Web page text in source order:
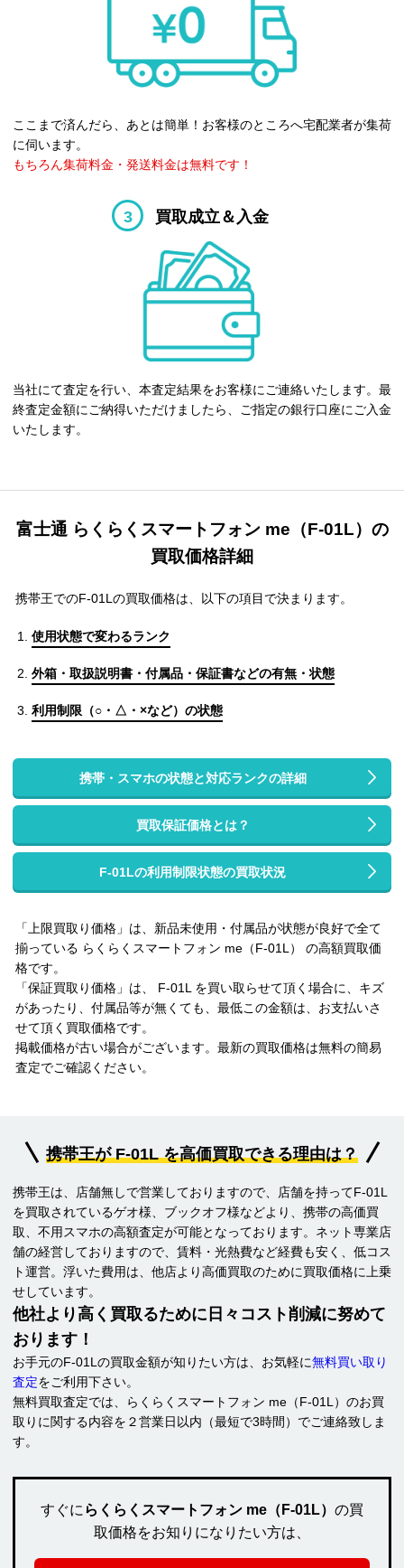
ここまで済んだら、あとは簡単！お客様のところへ宅配業者が集荷
に伺います。
もちろん集荷料金・発送料金は無料です！
3 買取成立＆入金
当社にて査定を行い、本査定結果をお客様にご連絡いたします。最
終査定金額にご納得いただけましたら、ご指定の銀行口座にご入金
いたします。
富士通 らくらくスマートフォン me（F-01L）の
買取価格詳細
携帯王でのF-01Lの買取価格は、以下の項目で決まります。
使用状態で変わるランク
外箱・取扱説明書・付属品・保証書などの有無・状態
利用制限（○・△・×など）の状態
携帯・スマホの状態と対応ランクの詳細
買取保証価格とは？
F-01Lの利用制限状態の買取状況
「上限買取り価格」は、新品未使用・付属品が状態が良好で全て
揃っている らくらくスマートフォン me（F-01L） の高額買取価
格です。
「保証買取り価格」は、 F-01L を買い取らせて頂く場合に、キズ
があったり、付属品等が無くても、最低この金額は、お支払いさ
せて頂く買取価格です。
掲載価格が古い場合がございます。最新の買取価格は無料の簡易
査定でご確認ください。
携帯王が F-01L を高価買取できる理由は？
携帯王は、店舗無しで営業しておりますので、店舗を持ってF-01L
を買取されているゲオ様、ブックオフ様などより、携帯の高価買
取、不用スマホの高額査定が可能となっております。ネット専業店
舗の経営しておりますので、賃料・光熱費など経費も安く、低コス
ト運営。浮いた費用は、他店より高価買取のために買取価格に上乗
せしています。
他社より高く買取るために日々コスト削減に努めて
おります！
お手元のF-01Lの買取金額が知りたい方は、お気軽に無料買い取り
査定をご利用下さい。
無料買取査定では、らくらくスマートフォン me（F-01L）のお買
取りに関する内容を２営業日以内（最短で3時間）でご連絡致しま
す。
すぐに らくらくスマートフォン me（F-01L） の買
取価格をお知りになりたい方は、